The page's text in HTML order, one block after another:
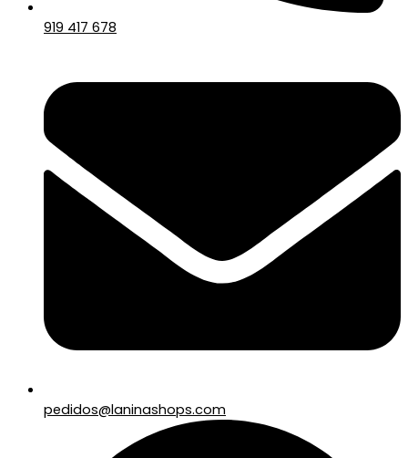
919 417 678
pedidos@laninashops.com